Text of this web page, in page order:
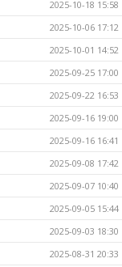
2025-10-18 15:58
2025-10-06 17:12
2025-10-01 14:52
2025-09-25 17:00
2025-09-22 16:53
2025-09-16 19:00
2025-09-16 16:41
2025-09-08 17:42
2025-09-07 10:40
2025-09-05 15:44
2025-09-03 18:30
2025-08-31 20:33